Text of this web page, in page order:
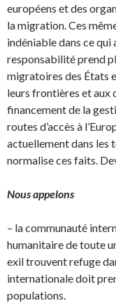
européens et des
la migration. Ces
indéniable dans ce qui
responsabilité prend
migratoires des États
leurs frontières et aux
financement de la
routes d’accès à
actuellement dans les
normalise ces faits.
Nous appelons
– la communauté
humanitaire de toute
exil trouvent refuge
internationale doit
populations.